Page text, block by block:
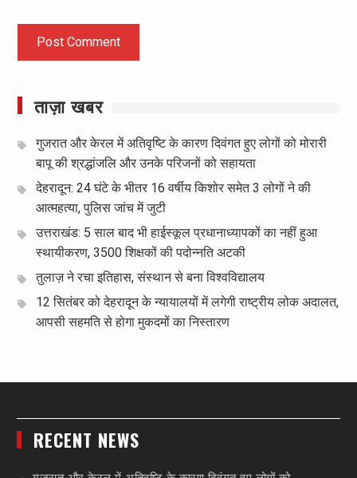
ताज़ा खबर
गुजरात और केरल में अतिवृष्टि के कारण दिवंगत हुए लोगों को मोरारी
बापू की श्रद्धांजलि और उनके परिजनों को सहायता
देहरादून: 24 घंटे के भीतर 16 वर्षीय किशोर समेत 3 लोगों ने की
आत्महत्या, पुलिस जांच में जुटी
उत्तराखंड: 5 साल बाद भी हाईस्कूल प्रधानाध्यापकों का नहीं हुआ
स्थायीकरण, 3500 शिक्षकों की पदोन्नति अटकी
तुलाज़ ने रचा इतिहास, संस्थान से बना विश्वविद्यालय
12 सितंबर को देहरादून के न्यायालयों में लगेगी राष्ट्रीय लोक अदालत,
आपसी सहमति से होगा मुकदमों का निस्तारण
RECENT NEWS